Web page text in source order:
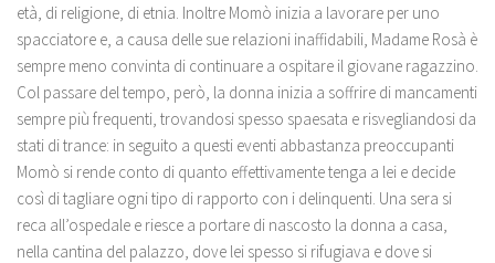
età, di religione, di etnia. Inoltre Momò inizia a lavorare per uno
spacciatore e, a causa delle sue relazioni inaffidabili, Madame Rosà è
sempre meno convinta di continuare a ospitare il giovane ragazzino.
Col passare del tempo, però, la donna inizia a soffrire di mancamenti
sempre più frequenti, trovandosi spesso spaesata e risvegliandosi da
stati di trance: in seguito a questi eventi abbastanza preoccupanti
Momò si rende conto di quanto effettivamente tenga a lei e decide
così di tagliare ogni tipo di rapporto con i delinquenti. Una sera si
reca all’ospedale e riesce a portare di nascosto la donna a casa,
nella cantina del palazzo, dove lei spesso si rifugiava e dove si